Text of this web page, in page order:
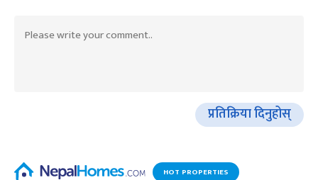
प्रतिक्रिया दिनुहोस्
HOT PROPERTIES